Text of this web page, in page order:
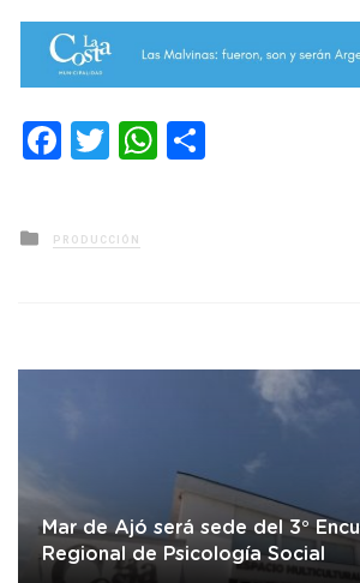
Facebook
TwitterWhatsApp
Posted
in
PRODUCCIÓN
Mar de Ajó será sede del 3°
Regional de Psicología Social